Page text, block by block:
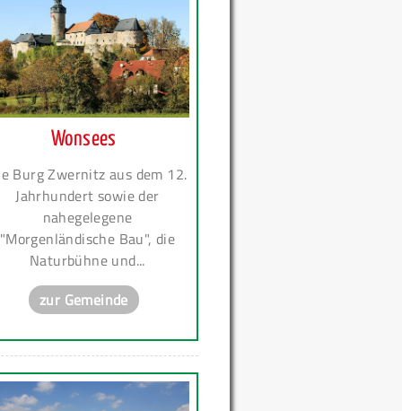
Wonsees
Burg Zwernitz aus dem 12.
Jahrhundert sowie der
nahegelegene
"Morgenländische Bau", die
Naturbühne und...
zur Gemeinde